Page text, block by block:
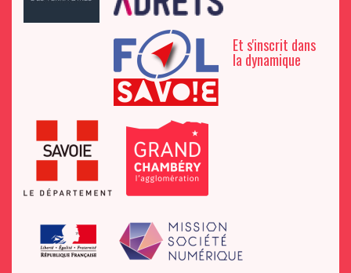
Et s'inscrit dans
la dynamique